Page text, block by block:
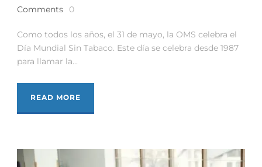
Comments
0
Como todos los años, el 31 de mayo, la OMS celebra el
Día Mundial Sin Tabaco. Este día se celebra desde 1987
para llamar la...
READ MORE